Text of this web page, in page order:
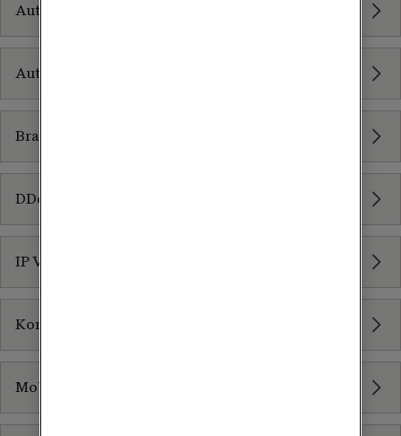
Autentisering
Auto Enrollment
Brandvägg för företag
DDos-skydd
IP VPN
Konsulttjänster
Mobilt VPN